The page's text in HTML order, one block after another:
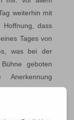
weiterhin mit
dass
Tages von
was bei der
geboten
(…) non ha